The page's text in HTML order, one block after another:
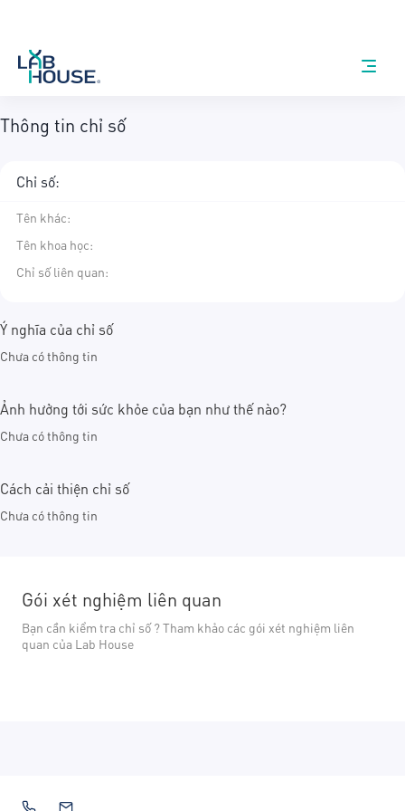
Thông tin chỉ số
Chỉ số:
Tên khác:
Tên khoa học:
Chỉ số liên quan:
Ý nghĩa của chỉ số
Chưa có thông tin
Ảnh hưởng tới sức khỏe của bạn như thế nào?
Chưa có thông tin
Cách cải thiện chỉ số
Chưa có thông tin
Gói xét nghiệm liên quan
Bạn cần kiểm tra chỉ số ? Tham khảo các gói xét nghiệm liên
quan của Lab House